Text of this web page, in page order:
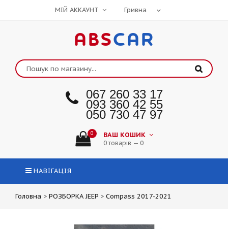
МІЙ АККАУНТ
ABSCAR
067 260 33 17
093 360 42 55
050 730 47 97
0 ВАШ КОШИК
0 товарів — 0
НАВІГАЦІЯ
Головна > РОЗБОРКА JEEP > Compass 2017-2021